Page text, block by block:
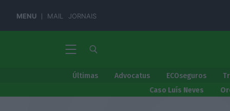
MENU MAIL JORNAIS
Últimas Advocatus ECOseguros
Caso Luís Neves